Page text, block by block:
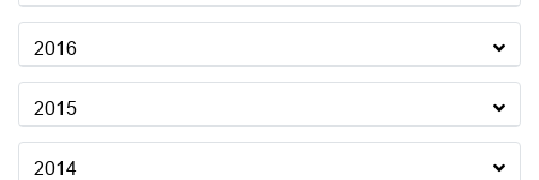
2016
2015
2014